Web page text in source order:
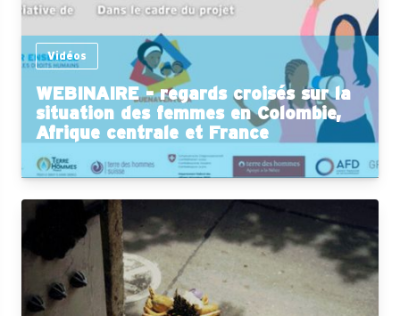
Vidéos
WEBINAIRE - regards croisés sur la
situation des femmes en Colombie,
Afrique centrale et France